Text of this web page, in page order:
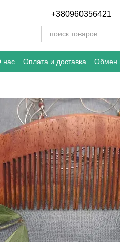
+380960356421
нас Оплата и доставка Обмен
Отзывы о магазине
Блог